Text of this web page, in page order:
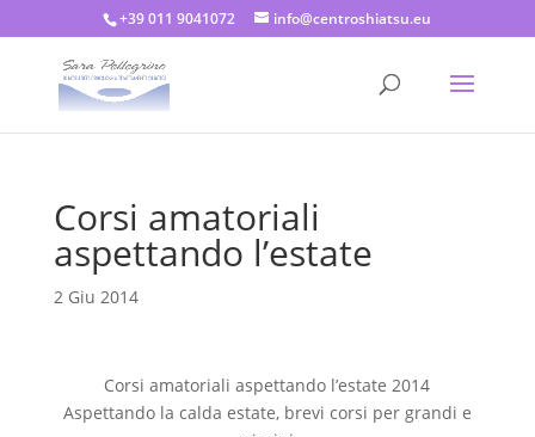
+39 011 9041072 info@centroshiatsu.eu
Corsi amatoriali
aspettando l’estate
2 Giu 2014
Corsi amatoriali aspettando l’estate 2014
Aspettando la calda estate, brevi corsi per grandi e